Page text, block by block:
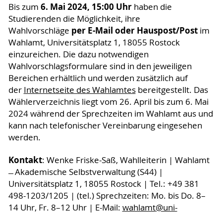
Bis zum 6. Mai 2024, 15:00 Uhrhaben die
Studierenden die Möglichkeit, ihre
Wahlvorschläge per E-Mail oder Hauspost/Postim
Wahlamt, Universitätsplatz 1, 18055 Rostock
einzureichen. Die dazu notwendigen
Wahlvorschlagsformulare sind in den jeweiligen
Bereichen erhältlich und werden zusätzlich auf
der Internetseite des Wahlamtesbereitgestellt. Das
Wählerverzeichnis liegt vom 26. April bis zum 6. Mai
2024 während der Sprechzeiten im Wahlamt aus und
kann nach telefonischer Vereinbarung eingesehen
werden.
Kontakt: Wenke Friske-Saß, Wahlleiterin | Wahlamt
̶ Akademische Selbstverwaltung (S44) |
Universitätsplatz 1, 18055 Rostock | Tel.: +49 381
498-1203/1205 | (tel.) Sprechzeiten: Mo. bis Do. 8–
14 Uhr, Fr. 8–12 Uhr | E-Mail: wahlamt@uni-